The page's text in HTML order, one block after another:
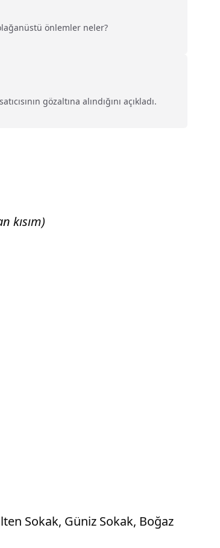
önlemler neler?
gözaltına alındığını açıkladı.
kısım)
Sokak, Güniz Sokak, Boğaz